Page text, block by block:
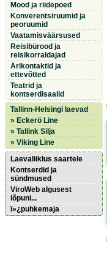
Mood ja riidepoed
Konverentsiruumid ja
peoruumid
Vaatamisväärsused
Reisibürood ja
reisikorraldajad
Ärikontaktid ja
ettevõtted
Teatrid ja
kontserdisaalid
Tallinn-Helsingi laevad
» Eckerö Line
» Tallink Silja
» Viking Line
Laevaliiklus saartele
Kontserdid ja
sündmused
ViroWeb algusest
lõpuni...
ï»¿puhkemaja